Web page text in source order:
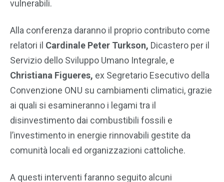
vulnerabili.
Alla conferenza daranno il proprio contributo come
relatori il Cardinale Peter Turkson, Dicastero per il
Servizio dello Sviluppo Umano Integrale, e
Christiana Figueres, ex Segretario Esecutivo della
Convenzione ONU su cambiamenti climatici, grazie
ai quali si esamineranno i legami tra il
disinvestimento dai combustibili fossili e
l’investimento in energie rinnovabili gestite da
comunità locali ed organizzazioni cattoliche.
A questi interventi faranno seguito alcuni